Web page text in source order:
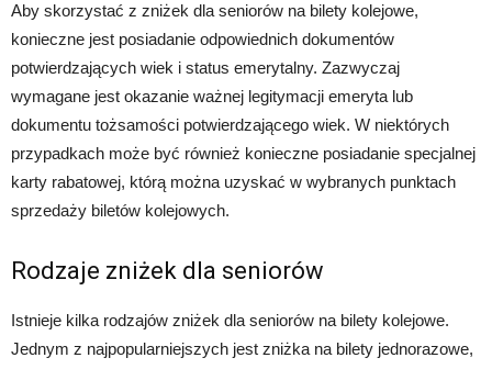
Aby skorzystać z zniżek dla seniorów na bilety kolejowe,
konieczne jest posiadanie odpowiednich dokumentów
potwierdzających wiek i status emerytalny. Zazwyczaj
wymagane jest okazanie ważnej legitymacji emeryta lub
dokumentu tożsamości potwierdzającego wiek. W niektórych
przypadkach może być również konieczne posiadanie specjalnej
karty rabatowej, którą można uzyskać w wybranych punktach
sprzedaży biletów kolejowych.
Rodzaje zniżek dla seniorów
Istnieje kilka rodzajów zniżek dla seniorów na bilety kolejowe.
Jednym z najpopularniejszych jest zniżka na bilety jednorazowe,